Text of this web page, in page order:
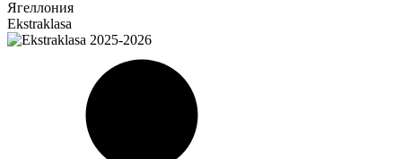
Ягеллония
Ekstraklasa